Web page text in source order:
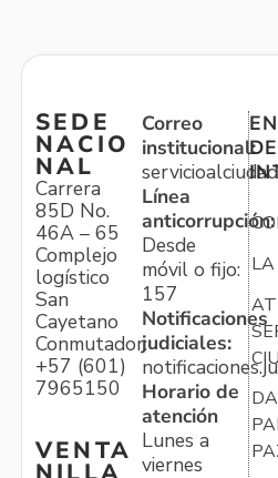
SEDE
NACIO
NAL
Carrera
85D No.
46A – 65
Complejo
logístico
San
Cayetano
Conmutador:
+57 (601)
7965150
VENTA
Correo
institucional:
Línea
anticorrupción:
Desde
móvil o fijo:
157
Notificaciones
judiciales:
Horario de
atención
Lunes a
viernes
DE